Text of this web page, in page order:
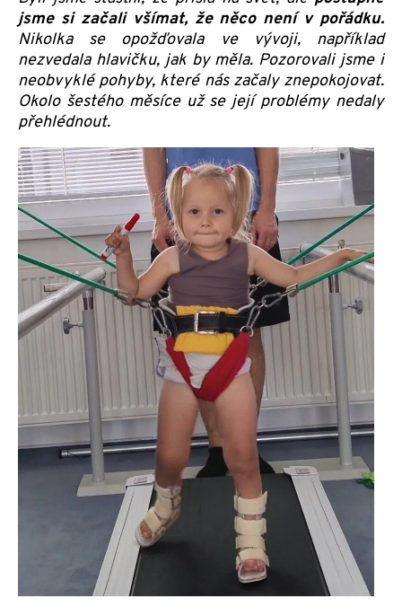
jsme si začali všímat, že něco není v pořádku.
Nikolka se opožďovala ve vývoji, například
nezvedala hlavičku, jak by měla. Pozorovali jsme i
neobvyklé pohyby, které nás začaly znepokojovat.
Okolo šestého měsíce už se její problémy nedaly
přehlédnout.